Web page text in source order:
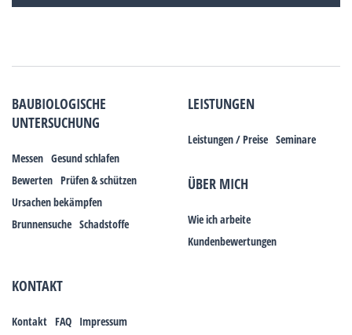
BAUBIOLOGISCHE
UNTERSUCHUNG
Messen Gesund schlafen
Bewerten Prüfen & schützen
Ursachen bekämpfen
Brunnensuche Schadstoffe
LEISTUNGEN
Leistungen / Preise Seminare
ÜBER MICH
Wie ich arbeite
Kundenbewertungen
KONTAKT
Kontakt FAQ Impressum